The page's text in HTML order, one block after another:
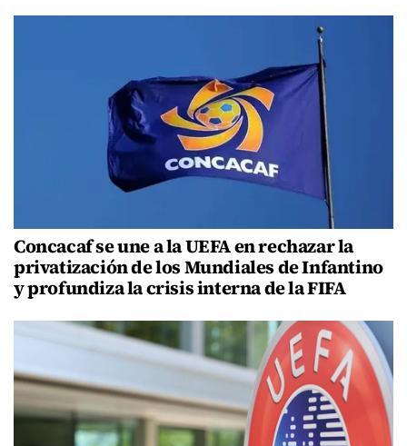
Concacaf se une a la UEFA en rechazar la
privatización de los Mundiales de Infantino
y profundiza la crisis interna de la FIFA